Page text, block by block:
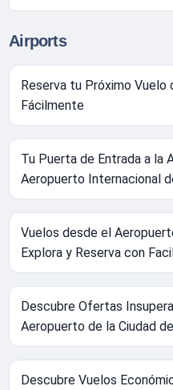
Airports
Reserva tu Próximo Vuelo
Fácilmente
Tu Puerta de Entrada a la
Aeropuerto Internacional
Vuelos desde el
Explora y Reserva con
Descubre Ofertas
Aeropuerto de la Ciudad
Descubre Vuelos